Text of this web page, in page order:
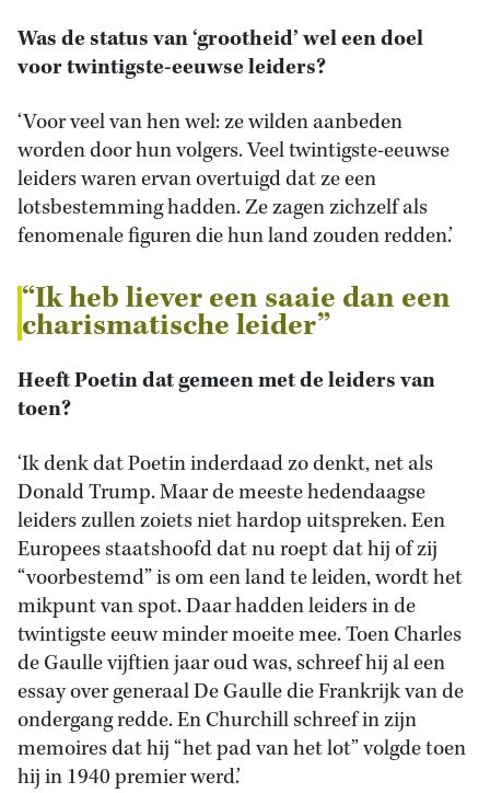
Was de status van ‘grootheid’ wel een doel
voor twintigste-eeuwse leiders?
‘Voor veel van hen wel: ze wilden aanbeden
worden door hun volgers. Veel twintigste-eeuwse
leiders waren ervan overtuigd dat ze een
lotsbestemming hadden. Ze zagen zichzelf als
fenomenale figuren die hun land zouden redden.’
“Ik heb liever een saaie dan een
charismatische leider”
Heeft Poetin dat gemeen met de leiders van
toen?
‘Ik denk dat Poetin inderdaad zo denkt, net als
Donald Trump. Maar de meeste hedendaagse
leiders zullen zoiets niet hardop uitspreken. Een
Europees staatshoofd dat nu roept dat hij of zij
“voorbestemd” is om een land te leiden, wordt het
mikpunt van spot. Daar hadden leiders in de
twintigste eeuw minder moeite mee. Toen Charles
de Gaulle vijftien jaar oud was, schreef hij al een
essay over generaal De Gaulle die Frankrijk van de
ondergang redde. En Churchill schreef in zijn
memoires dat hij “het pad van het lot” volgde toen
hij in 1940 premier werd.’